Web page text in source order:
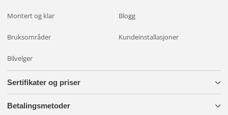
Enkel installasjon:
Kabelsettet er inkludert for å gjøre
Ekstra lysbraketter i svart stål
gir et moderne utseende samtidig som de gir stabil
montering.
Komplett pakke:
Montert og klar Blogg
Bruksområder Kundeinstallasjoner
Bilvelger
Sertifikater og priser
Betalingsmetoder